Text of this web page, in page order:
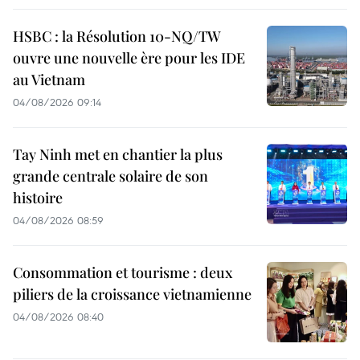
HSBC : la Résolution 10-NQ/TW
ouvre une nouvelle ère pour les IDE
au Vietnam
04/08/2026 09:14
Tay Ninh met en chantier la plus
grande centrale solaire de son
histoire
04/08/2026 08:59
Consommation et tourisme : deux
piliers de la croissance vietnamienne
04/08/2026 08:40